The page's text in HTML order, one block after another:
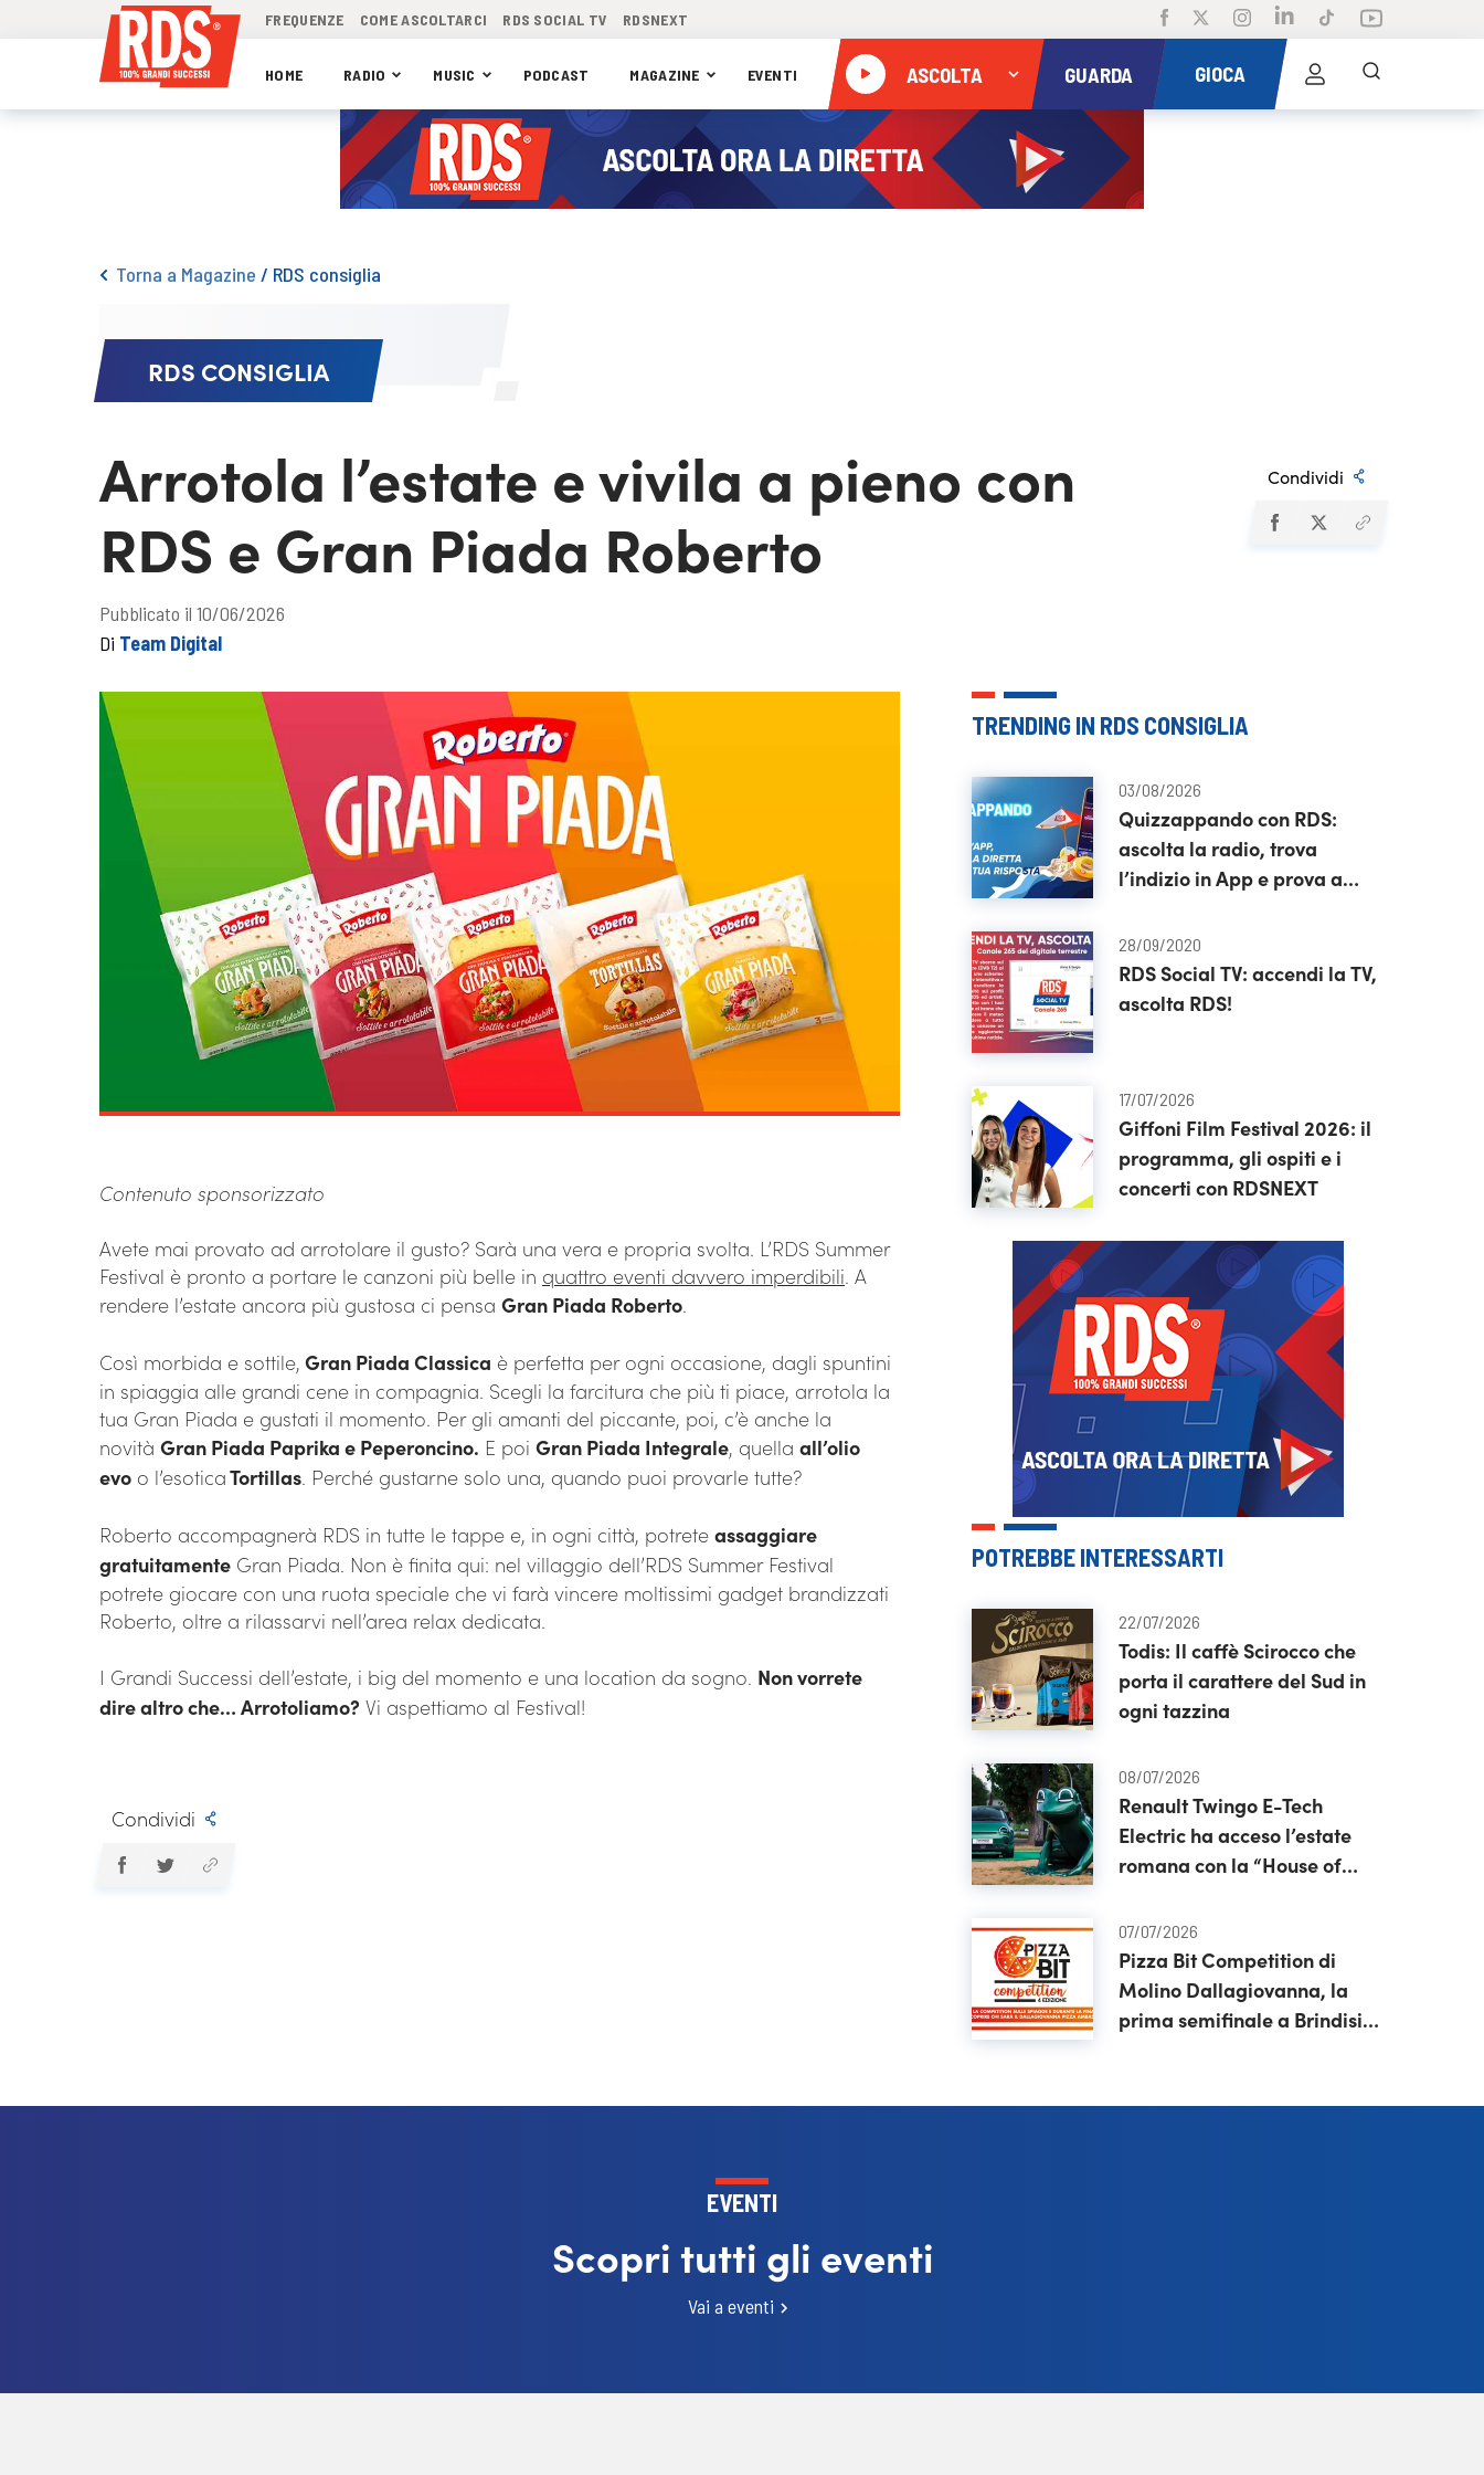
FREQUENZE COME ASCOLTARCI RDS SOCIAL TV RDSNEXT
HOME RADIO MUSIC PODCAST MAGAZINE EVENTI ASCOLTA GUARDA GIOCA
Torna a Magazine / RDS consiglia
RDS CONSIGLIA
Arrotola l’estate e vivila a pieno con
RDS e Gran Piada Roberto
Condividi
Pubblicato il 10/06/2026
Di Team Digital
Contenuto sponsorizzato
Avete mai provato ad arrotolare il gusto? Sarà una vera e propria svolta. L’RDS Summer
Festival è pronto a portare le canzoni più belle in quattro eventi davvero imperdibili. A
rendere l’estate ancora più gustosa ci pensa Gran Piada Roberto.
Così morbida e sottile, Gran Piada Classica è perfetta per ogni occasione, dagli spuntini
in spiaggia alle grandi cene in compagnia. Scegli la farcitura che più ti piace, arrotola la
tua Gran Piada e gustati il momento. Per gli amanti del piccante, poi, c’è anche la
novità Gran Piada Paprika e Peperoncino. E poi Gran Piada Integrale, quella all’olio
evo o l’esoticaTortillas. Perché gustarne solo una, quando puoi provarle tutte?
Roberto accompagnerà RDS in tutte le tappe e, in ogni città, potrete assaggiare
gratuitamente Gran Piada. Non è finita qui: nel villaggio dell’RDS Summer Festival
potrete giocare con una ruota speciale che vi farà vincere moltissimi gadget brandizzati
Roberto, oltre a rilassarvi nell’area relax dedicata.
I Grandi Successi dell’estate, i big del momento e una location da sogno. Non vorrete
dire altro che… Arrotoliamo? Vi aspettiamo al Festival!
Condividi
TRENDING IN RDS CONSIGLIA
03/08/2026
Quizzappando con RDS:
ascolta la radio, trova
l’indizio in App e prova a
28/09/2020
RDS Social TV: accendi la TV,
ascolta RDS!
17/07/2026
Giffoni Film Festival 2026: il
programma, gli ospiti e i
concerti con RDSNEXT
POTREBBE INTERESSARTI
22/07/2026
Todis: Il caffè Scirocco che
porta il carattere del Sud in
ogni tazzina
08/07/2026
Renault Twingo E-Tech
Electric ha acceso l’estate
romana con la “House of
07/07/2026
Pizza Bit Competition di
Molino Dallagiovanna, la
prima semifinale a Brindisi
EVENTI
Scopri tutti gli eventi
Vai a eventi